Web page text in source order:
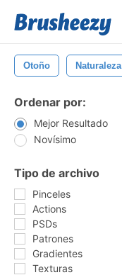
Otoño Naturaleza
Ordenar por:
Mejor Resultado
Novísimo
Tipo de archivo
Pinceles
Actions
PSDs
Patrones
Gradientes
Texturas